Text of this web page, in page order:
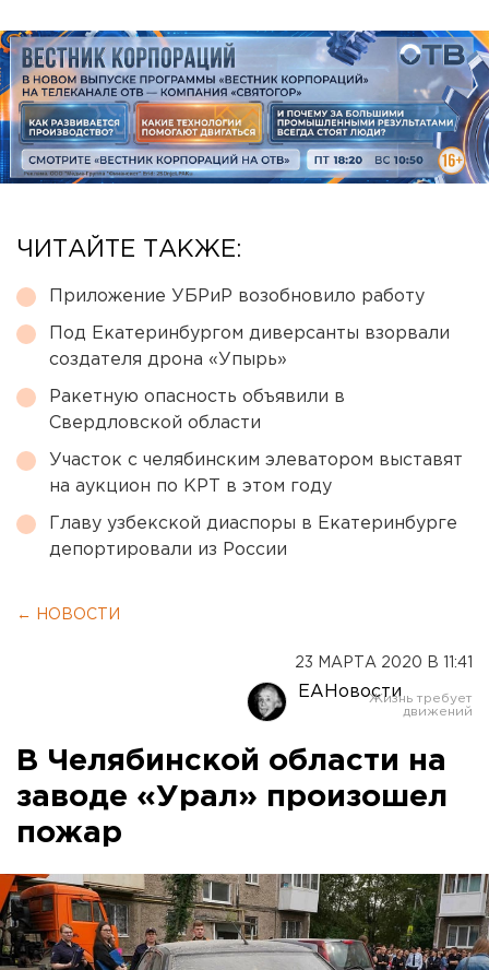
ЧИТАЙТЕ ТАКЖЕ:
Приложение УБРиР возобновило работу
Под Екатеринбургом диверсанты взорвали
создателя дрона «Упырь»
Ракетную опасность объявили в
Свердловской области
Участок с челябинским элеватором выставят
на аукцион по КРТ в этом году
Главу узбекской диаспоры в Екатеринбурге
депортировали из России
← НОВОСТИ
23 МАРТА 2020 В 11:41
ЕАНовости
В Челябинской области на
заводе «Урал» произошел
пожар